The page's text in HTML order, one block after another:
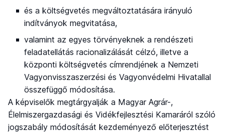
és a költségvetés megváltoztatására irányuló
indítványok megvitatása,
valamint az egyes törvényeknek a rendészeti
feladatellátás racionalizálását célzó, illetve a
központi költségvetés címrendjének a Nemzeti
Vagyonvisszaszerzési és Vagyonvédelmi Hivatallal
összefüggő módosítása.
A képviselők megtárgyalják a Magyar Agrár-,
Élelmiszergazdasági és Vidékfejlesztési Kamaráról szóló
jogszabály módosítását kezdeményező előterjesztést